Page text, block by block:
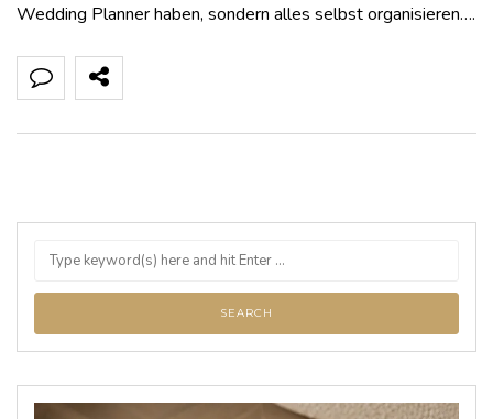
Wedding Planner haben, sondern alles selbst organisieren….